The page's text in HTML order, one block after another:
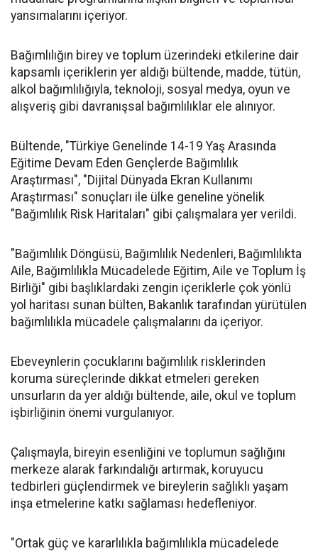
yansımalarını içeriyor.
Bağımlılığın birey ve toplum üzerindeki etkilerine dair
kapsamlı içeriklerin yer aldığı bültende, madde, tütün,
alkol bağımlılığıyla, teknoloji, sosyal medya, oyun ve
alışveriş gibi davranışsal bağımlılıklar ele alınıyor.
Bültende, "Türkiye Genelinde 14-19 Yaş Arasında
Eğitime Devam Eden Gençlerde Bağımlılık
Araştırması", "Dijital Dünyada Ekran Kullanımı
Araştırması" sonuçları ile ülke geneline yönelik
"Bağımlılık Risk Haritaları" gibi çalışmalara yer verildi.
"Bağımlılık Döngüsü, Bağımlılık Nedenleri, Bağımlılıkta
Aile, Bağımlılıkla Mücadelede Eğitim, Aile ve Toplum İş
Birliği" gibi başlıklardaki zengin içeriklerle çok yönlü
yol haritası sunan bülten, Bakanlık tarafından yürütülen
bağımlılıkla mücadele çalışmalarını da içeriyor.
Ebeveynlerin çocuklarını bağımlılık risklerinden
koruma süreçlerinde dikkat etmeleri gereken
unsurların da yer aldığı bültende, aile, okul ve toplum
işbirliğinin önemi vurgulanıyor.
Çalışmayla, bireyin esenliğini ve toplumun sağlığını
merkeze alarak farkındalığı artırmak, koruyucu
tedbirleri güçlendirmek ve bireylerin sağlıklı yaşam
inşa etmelerine katkı sağlaması hedefleniyor.
"Ortak güç ve kararlılıkla bağımlılıkla mücadelede